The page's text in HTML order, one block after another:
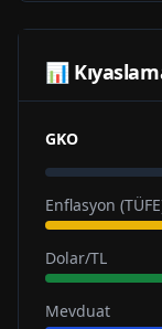
📊
GKO
Enflasyon
Dolar/TL
Mevduat